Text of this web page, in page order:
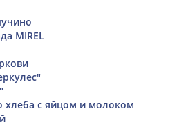
MIREL
хлеба с яйцом и молоком